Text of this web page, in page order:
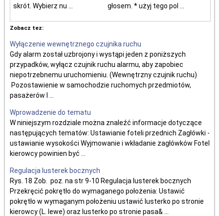
skrót. Wybierz nu ...
głosem. * użyj tego pol ...
Zobacz tez:
Wyłączenie wewnętrznego czujnika ruchu
Gdy alarm został uzbrojony i wystąpi jeden z poniższych
przypadków, wyłącz czujnik ruchu alarmu, aby zapobiec
niepotrzebnemu uruchomieniu. (Wewnętrzny czujnik ruchu)
Pozostawienie w samochodzie ruchomych przedmiotów,
pasażerów l ...
Wprowadzenie do tematu
W niniejszym rozdziale można znaleźć informacje dotyczące
następujących tematów: Ustawianie foteli przednich Zagłówki -
ustawianie wysokości Wyjmowanie i wkładanie zagłówków Fotel
kierowcy powinien być ...
Regulacja lusterek bocznych
Rys. 18 Zob. poz. na str 9-10 Regulacja lusterek bocznych
Przekręcić pokrętło do wymaganego położenia: Ustawić
pokrętło w wymaganym położeniu ustawić lusterko po stronie
kierowcy (L. lewe) oraz lusterko po stronie pasa& ...